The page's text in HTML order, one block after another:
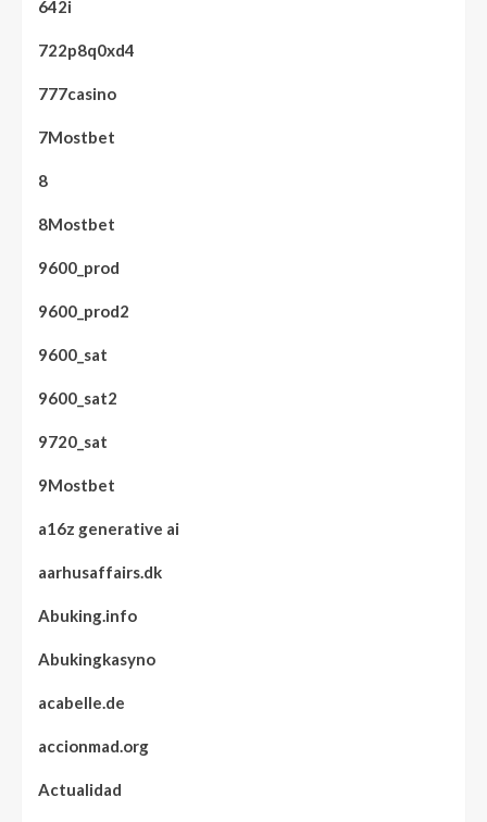
642i
722p8q0xd4
777casino
7Mostbet
8
8Mostbet
9600_prod
9600_prod2
9600_sat
9600_sat2
9720_sat
9Mostbet
a16z generative ai
aarhusaffairs.dk
Abuking.info
Abukingkasyno
acabelle.de
accionmad.org
Actualidad